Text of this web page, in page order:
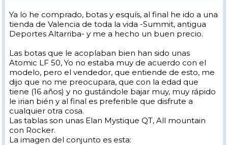
Ya lo he comprado, botas y esquís, al final he ido a una
tienda de Valencia de toda la vida -Summit, antigua
Deportes Altarriba- y me a hecho un buen precio.
Las botas que le acoplaban bien han sido unas
Atomic LF 50, Yo no estaba muy de acuerdo con el
modelo, pero el vendedor, que entiende de esto, me
dijo que no me preocupara, que con la edad que
tiene (16 años) y no gustándole bajar muy, muy rápido
le irian bién y al final es preferible que disfrute a
cualquier otra cosa.
Las tablas son unas Elan Mystique QT, All mountain
con Rocker.
La imagen del conjunto es esta: